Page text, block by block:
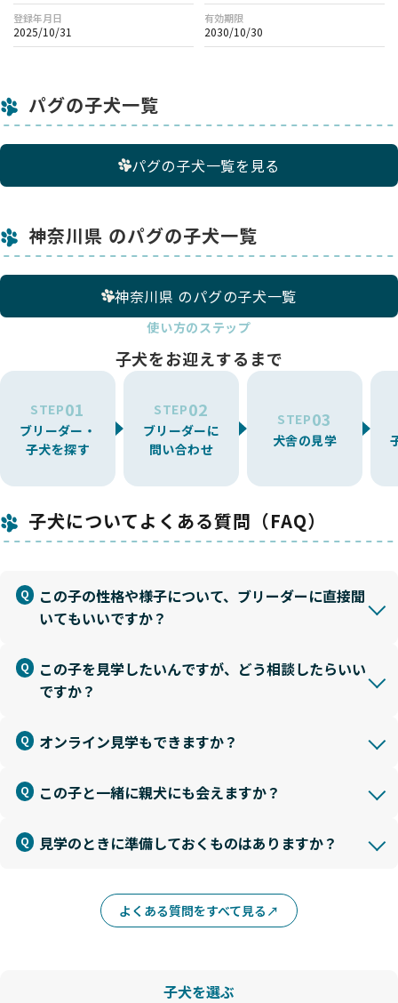
登録年月日
2025/10/31
有効期限
2030/10/30
パグの子犬一覧
パグの子犬一覧を見る
神奈川県 のパグの子犬一覧
神奈川県 のパグの子犬一覧
使い方のステップ
子犬をお迎えするまで
STEP01
ブリーダー・
子犬を探す
STEP02
ブリーダーに
問い合わせ
STEP03
犬舎の見学
子犬についてよくある質問（FAQ）
この子の性格や様子について、ブリーダーに直接聞
いてもいいですか？
この子を見学したいんですが、どう相談したらいい
ですか？
オンライン見学もできますか？
この子と一緒に親犬にも会えますか？
見学のときに準備しておくものはありますか？
よくある質問をすべて見る
子犬を選ぶ